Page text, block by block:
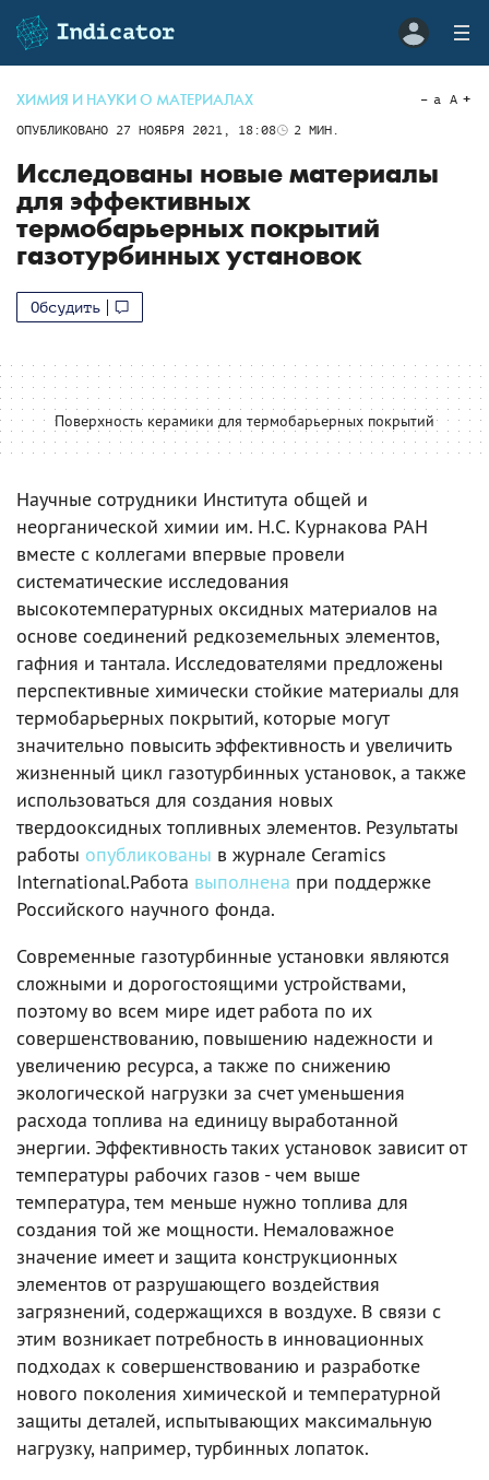
ХИМИЯ И НАУКИ О МАТЕРИАЛАХ
ОПУБЛИКОВАНО 27 НОЯБРЯ 2021, 18:08 2 МИН.
a A
Исследованы новые материалы
для эффективных
термобарьерных покрытий
газотурбинных установок
Обсудить
Поверхность керамики для термобарьерных покрытий
Научные сотрудники Института общей и
неорганической химии им. Н.С. Курнакова РАН
вместе с коллегами впервые провели
систематические исследования
высокотемпературных оксидных материалов на
основе соединений редкоземельных элементов,
гафния и тантала. Исследователями предложены
перспективные химически стойкие материалы для
термобарьерных покрытий, которые могут
значительно повысить эффективность и увеличить
жизненный цикл газотурбинных установок, а также
использоваться для создания новых
твердооксидных топливных элементов. Результаты
работы опубликованы в журнале Ceramics
International.Работа выполнена при поддержке
Российского научного фонда.
Современные газотурбинные установки являются
сложными и дорогостоящими устройствами,
поэтому во всем мире идет работа по их
совершенствованию, повышению надежности и
увеличению ресурса, а также по снижению
экологической нагрузки за счет уменьшения
расхода топлива на единицу выработанной
энергии. Эффективность таких установок зависит от
температуры рабочих газов - чем выше
температура, тем меньше нужно топлива для
создания той же мощности. Немаловажное
значение имеет и защита конструкционных
элементов от разрушающего воздействия
загрязнений, содержащихся в воздухе. В связи с
этим возникает потребность в инновационных
подходах к совершенствованию и разработке
нового поколения химической и температурной
защиты деталей, испытывающих максимальную
нагрузку, например, турбинных лопаток.